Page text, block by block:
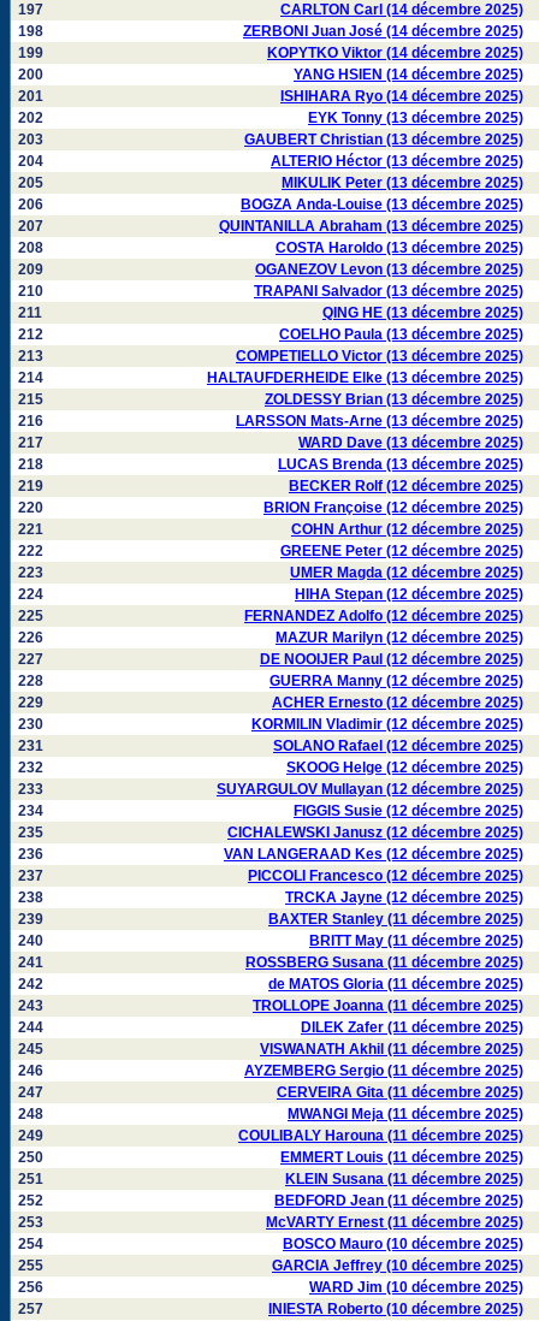
197
CARLTON Carl (14 décembre 2025)
198
ZERBONI Juan José (14 décembre 2025)
199
KOPYTKO Viktor (14 décembre 2025)
200
YANG HSIEN (14 décembre 2025)
201
ISHIHARA Ryo (14 décembre 2025)
202
EYK Tonny (13 décembre 2025)
203
GAUBERT Christian (13 décembre 2025)
204
ALTERIO Héctor (13 décembre 2025)
205
MIKULIK Peter (13 décembre 2025)
206
BOGZA Anda-Louise (13 décembre 2025)
207
QUINTANILLA Abraham (13 décembre 2025)
208
COSTA Haroldo (13 décembre 2025)
209
OGANEZOV Levon (13 décembre 2025)
210
TRAPANI Salvador (13 décembre 2025)
211
QING HE (13 décembre 2025)
212
COELHO Paula (13 décembre 2025)
213
COMPETIELLO Victor (13 décembre 2025)
214
HALTAUFDERHEIDE Elke (13 décembre 2025)
215
ZOLDESSY Brian (13 décembre 2025)
216
LARSSON Mats-Arne (13 décembre 2025)
217
WARD Dave (13 décembre 2025)
218
LUCAS Brenda (13 décembre 2025)
219
BECKER Rolf (12 décembre 2025)
220
BRION Françoise (12 décembre 2025)
221
COHN Arthur (12 décembre 2025)
222
GREENE Peter (12 décembre 2025)
223
UMER Magda (12 décembre 2025)
224
HIHA Stepan (12 décembre 2025)
225
FERNANDEZ Adolfo (12 décembre 2025)
226
MAZUR Marilyn (12 décembre 2025)
227
DE NOOIJER Paul (12 décembre 2025)
228
GUERRA Manny (12 décembre 2025)
229
ACHER Ernesto (12 décembre 2025)
230
KORMILIN Vladimir (12 décembre 2025)
231
SOLANO Rafael (12 décembre 2025)
232
SKOOG Helge (12 décembre 2025)
233
SUYARGULOV Mullayan (12 décembre 2025)
234
FIGGIS Susie (12 décembre 2025)
235
CICHALEWSKI Janusz (12 décembre 2025)
236
VAN LANGERAAD Kes (12 décembre 2025)
237
PICCOLI Francesco (12 décembre 2025)
238
TRCKA Jayne (12 décembre 2025)
239
BAXTER Stanley (11 décembre 2025)
240
BRITT May (11 décembre 2025)
241
ROSSBERG Susana (11 décembre 2025)
242
de MATOS Gloria (11 décembre 2025)
243
TROLLOPE Joanna (11 décembre 2025)
244
DILEK Zafer (11 décembre 2025)
245
VISWANATH Akhil (11 décembre 2025)
246
AYZEMBERG Sergio (11 décembre 2025)
247
CERVEIRA Gita (11 décembre 2025)
248
MWANGI Meja (11 décembre 2025)
249
COULIBALY Harouna (11 décembre 2025)
250
EMMERT Louis (11 décembre 2025)
251
KLEIN Susana (11 décembre 2025)
252
BEDFORD Jean (11 décembre 2025)
253
McVARTY Ernest (11 décembre 2025)
254
BOSCO Mauro (10 décembre 2025)
255
GARCIA Jeffrey (10 décembre 2025)
256
WARD Jim (10 décembre 2025)
257
INIESTA Roberto (10 décembre 2025)